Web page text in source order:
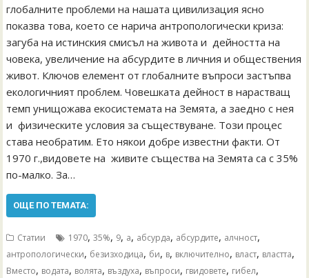
глобалните проблеми на нашата цивилизация ясно
показва това, което се нарича антропологически криза:
загуба на истинския смисъл на живота и дейността на
човека, увеличение на абсурдите в личния и обществения
живот. Ключов елемент от глобалните въпроси застъпва
екологичният проблем. Човешката дейност в нарастващ
темп унищожава екосистемата на Земята, а заедно с нея
и физическите условия за съществуване. Този процес
става необратим. Ето някои добре известни факти. От
1970 г.,видовете на живите същества на Земята са с 35%
по-малко. За…
ОЩЕ ПО ТЕМАТА:
Статии 1970,35%, 9, а, абсурда, абсурдите, алчност,
антропологически, безизходица, би, в, включително, власт, властта,
Вместо, водата, волята, въздуха, въпроси, гвидовете, гибел,